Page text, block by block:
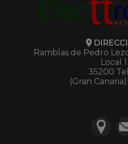
Ramblas de Pedro
Local 1
35200
(Gran